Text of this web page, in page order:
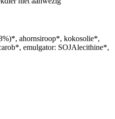
ahornsiroop*, kokosolie*,
emulgator: SOJAlecithine*,